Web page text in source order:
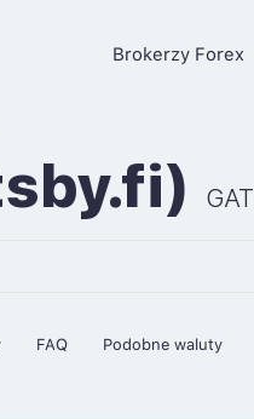
Brokerzy Forex
FAQ Podobne waluty